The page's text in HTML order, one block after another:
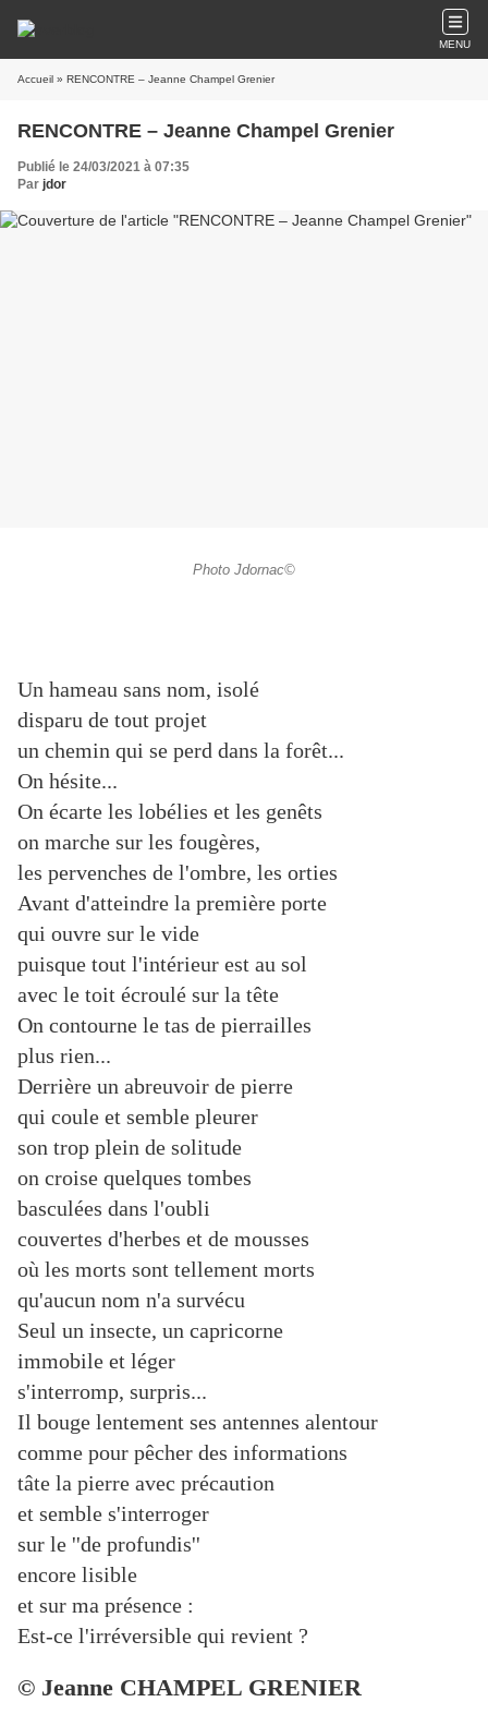
MENU
Accueil » RENCONTRE – Jeanne Champel Grenier
RENCONTRE – Jeanne Champel Grenier
Publié le 24/03/2021 à 07:35
Par jdor
Photo Jdornac©
Un hameau sans nom, isolé
disparu de tout projet
un chemin qui se perd dans la forêt...
On hésite...
On écarte les lobélies et les genêts
on marche sur les fougères,
les pervenches de l'ombre, les orties
Avant d'atteindre la première porte
qui ouvre sur le vide
puisque tout l'intérieur est au sol
avec le toit écroulé sur la tête
On contourne le tas de pierrailles
plus rien...
Derrière un abreuvoir de pierre
qui coule et semble pleurer
son trop plein de solitude
on croise quelques tombes
basculées dans l'oubli
couvertes d'herbes et de mousses
où les morts sont tellement morts
qu'aucun nom n'a survécu
Seul un insecte, un capricorne
immobile et léger
s'interromp, surpris...
Il bouge lentement ses antennes alentour
comme pour pêcher des informations
tâte la pierre avec précaution
et semble s'interroger
sur le ''de profundis''
encore lisible
et sur ma présence :
Est-ce l'irréversible qui revient ?
© Jeanne CHAMPEL GRENIER